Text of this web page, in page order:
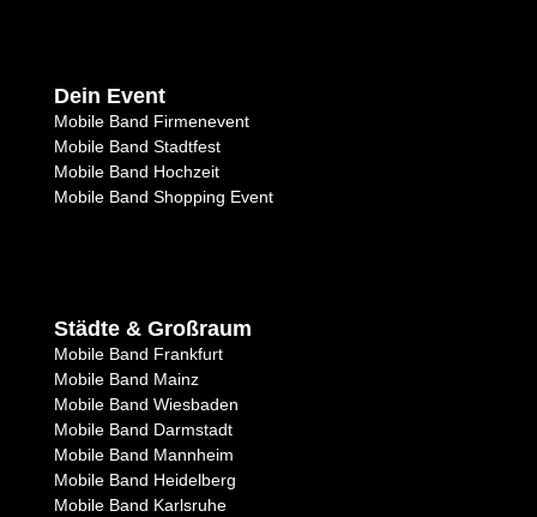
Städte & Großraum
Mobile Band Frankfurt
Mobile Band Mainz
Mobile Band Wiesbaden
Mobile Band Darmstadt
Mobile Band Mannheim
Mobile Band Heidelberg
Mobile Band Karlsruhe
Dein Event
Mobile Band Firmenevent
Mobile Band Stadtfest
Mobile Band Hochzeit
Mobile Band Shopping Event